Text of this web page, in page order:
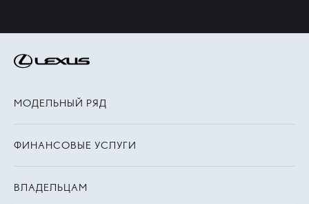
МОДЕЛЬНЫЙ РЯД
ФИНАНСОВЫЕ УСЛУГИ
ВЛАДЕЛЬЦАМ